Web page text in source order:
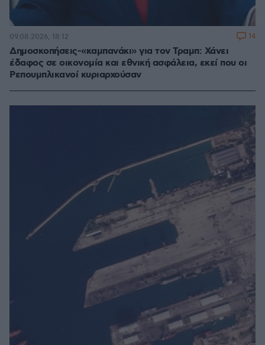
Δημοσκοπήσεις-«καμπανάκι» για τον Τραμπ: Χάνει
έδαφος σε οικονομία και εθνική ασφάλεια, εκεί που οι
Ρεπουμπλικανοί κυριαρχούσαν
09.08.2026, 18:12 14